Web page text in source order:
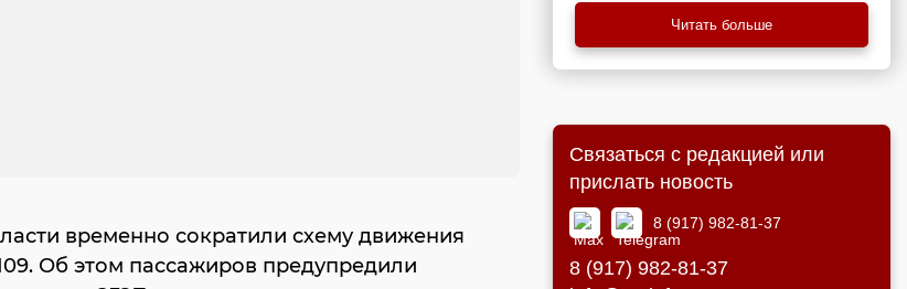
временно сократили схему движения
Об этом пассажиров предупредили
Читать больше
Связаться с редакцией или
прислать новость
8 (917) 982-81-37
8 (917) 982-81-37